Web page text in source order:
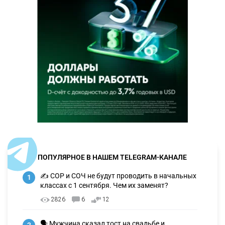
ПОПУЛЯРНОЕ В НАШЕМ TELEGRAM-КАНАЛЕ
1
✍️ СОР и СОЧ не будут проводить в начальных
классах с 1 сентября. Чем их заменят?
2826 6 12